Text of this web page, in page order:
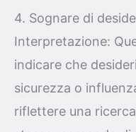
4. Sognare di
Interpretazione:
indicare che
sicurezza o
riflettere una